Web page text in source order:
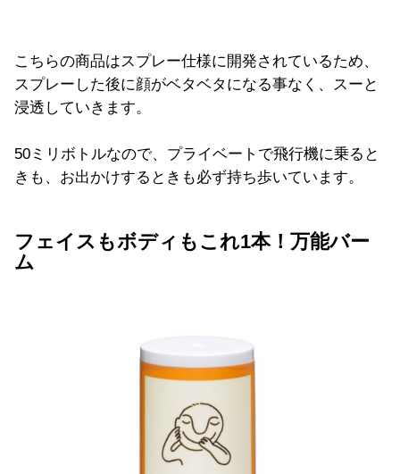
こちらの商品はスプレー仕様に開発されているため、
スプレーした後に顔がベタベタになる事なく、スーと
浸透していきます。
50ミリボトルなので、プライベートで飛行機に乗ると
きも、お出かけするときも必ず持ち歩いています。
フェイスもボディもこれ1本！万能バー
ム